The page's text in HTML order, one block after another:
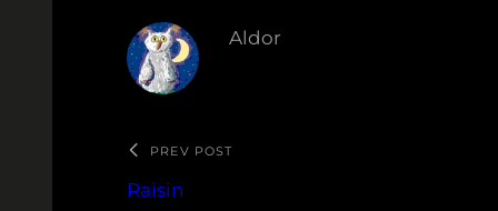
Aldor
PREV POST
Raisin